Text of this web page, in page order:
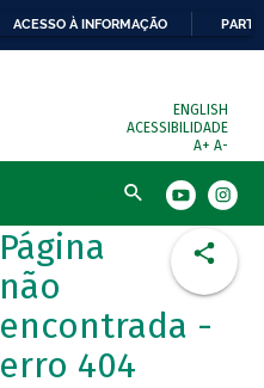
ACESSO À INFORMAÇÃO
ENGLISH
ACESSIBILIDADE
A+ A-
Busca
Página
não
encontrada -
erro 404